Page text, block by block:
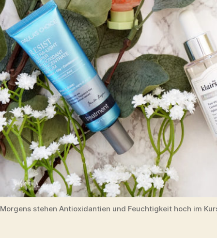
Morgens stehen Antioxidantien und Feuchtigkeit hoch im